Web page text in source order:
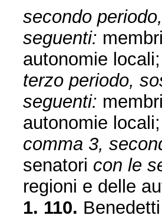
secondo
seguenti:
autonomie locali;
terzo periodo,
seguenti:
autonomie locali;
comma 3,
senatori con le
regioni e delle
1. 110.